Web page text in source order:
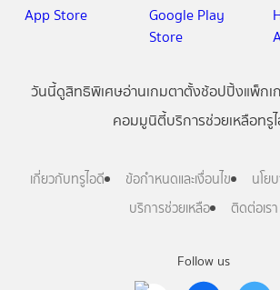
Follow us
วันนี้ดูสิทธิพิเศษอ่านเกมตาตั้งช้อปปิ้งแพ็กเ
คอมมูนิตี้บริการช่วยเหลือทรู
เกี่ยวกับทรูไอดี ข้อกำหนดและเงื่อนไข
นโย
บริการช่วยเหลือ
ติดต่อเรา